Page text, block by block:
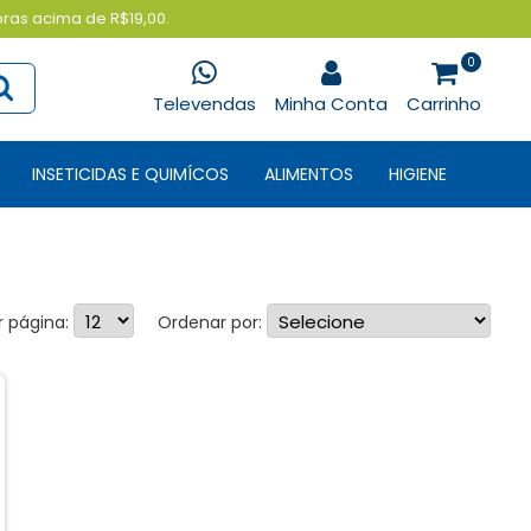
acima de R$19,00.
Televendas Minha Conta Carrinho
0
INSETICIDAS E QUIMÍCOS ALIMENTOS HIGIENE
Ordenar por:
página: